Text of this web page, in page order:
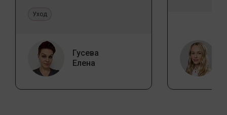
Уход
Гусева
Елена